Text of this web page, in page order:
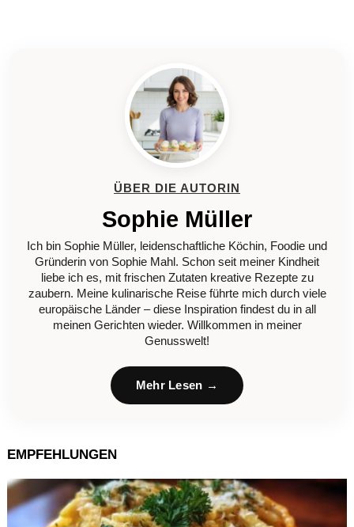
ÜBER DIE AUTORIN
Sophie Müller
Ich bin Sophie Müller, leidenschaftliche Köchin, Foodie und
Gründerin von Sophie Mahl. Schon seit meiner Kindheit
liebe ich es, mit frischen Zutaten kreative Rezepte zu
zaubern. Meine kulinarische Reise führte mich durch viele
europäische Länder – diese Inspiration findest du in all
meinen Gerichten wieder. Willkommen in meiner
Genusswelt!
Mehr Lesen →
EMPFEHLUNGEN